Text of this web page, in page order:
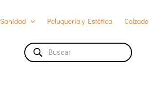
Sanidad Peluquería y Estética Calzado
Búsqueda
de